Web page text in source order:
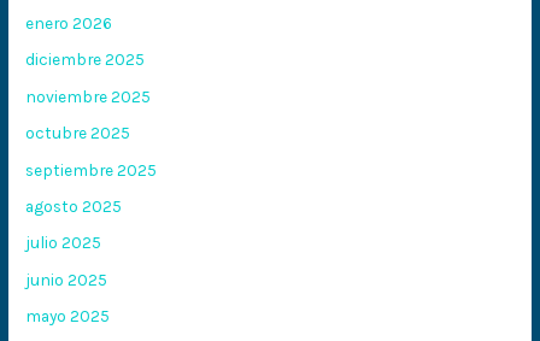
enero 2026
diciembre 2025
noviembre 2025
octubre 2025
septiembre 2025
agosto 2025
julio 2025
junio 2025
mayo 2025